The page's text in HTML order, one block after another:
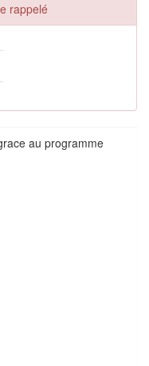
rappelé
au programme